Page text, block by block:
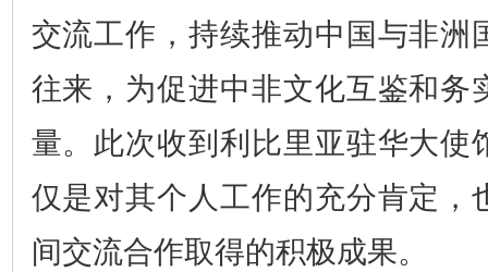
交流工作，持续推动中国与非洲
往来，为促进中非文化互鉴和务
量。此次收到利比里亚驻华大使
仅是对其个人工作的充分肯定，
间交流合作取得的积极成果。